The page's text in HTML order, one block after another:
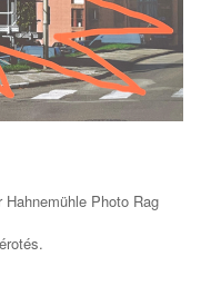
Photo Rag